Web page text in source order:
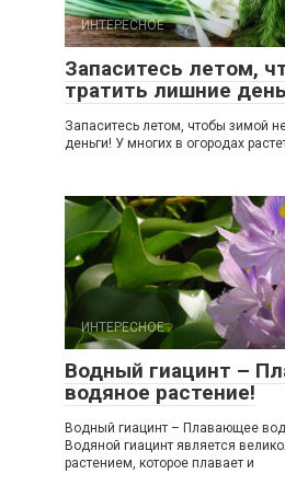
ИНТЕРЕСНОЕ
Запаситесь летом,
тратить лишние
Запаситесь летом, чтобы зимой
деньги! У многих в огородах
ИНТЕРЕСНОЕ
Водный гиацинт –
водяное растение!
Водный гиацинт – Плавающее
Водяной гиацинт является
растением, которое плавает и